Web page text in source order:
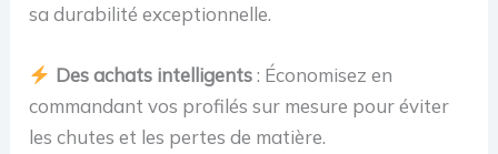
sa durabilité exceptionnelle.
Des achats intelligents: Économisez en
commandant vos profilés sur mesure pour éviter
les chutes et les pertes de matière.